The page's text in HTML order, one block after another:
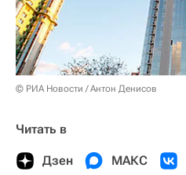
© РИА Новости / Антон Денисов
Читать в
Дзен МАКС